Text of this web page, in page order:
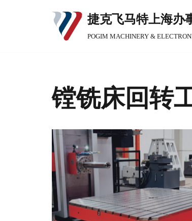
捷克飞马特上海办
POGIM MACHINERY &
镗铣床回转